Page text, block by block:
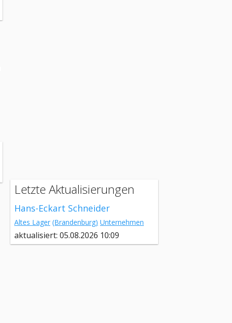
Letzte Aktualisierungen
Hans-Eckart Schneider
Altes Lager (Brandenburg) Unternehmen
aktualisiert: 05.08.2026 10:09